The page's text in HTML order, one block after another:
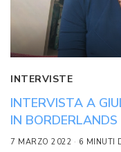
INTERVISTE
INTERVISTA A
IN
7 MARZO 2022 6 MINUTI